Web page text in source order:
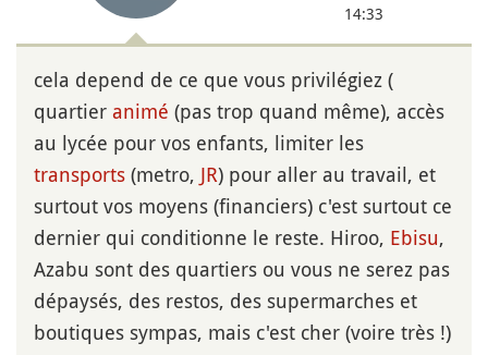
14:33
cela depend de ce que vous privilégiez (
quartier animé (pas trop quand même), accès
au lycée pour vos enfants, limiter les
transports (metro, JR) pour aller au travail, et
surtout vos moyens (financiers) c'est surtout ce
dernier qui conditionne le reste. Hiroo, Ebisu,
Azabu sont des quartiers ou vous ne serez pas
dépaysés, des restos, des supermarches et
boutiques sympas, mais c'est cher (voire très !)